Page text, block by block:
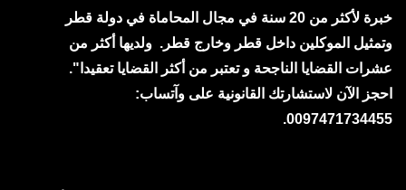
خبرة لأكثر من 20 سنة في مجال المحاماة في دولة قطر
وتمثيل الموكلين داخل قطر وخارج قطر. ولديها أكثر من
عشرات القضايا الناجحة و تعتبر من أكثر القضايا تعقيدا".
احجز الآن لاستشارتك القانونية على وآتساب:
0097471734455.